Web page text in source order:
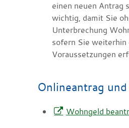
einen neuen Antrag
wichtig, damit Sie
Unterbrechung
sofern Sie weiterhin
Voraussetzungen
Onlineantrag
Wohngeld